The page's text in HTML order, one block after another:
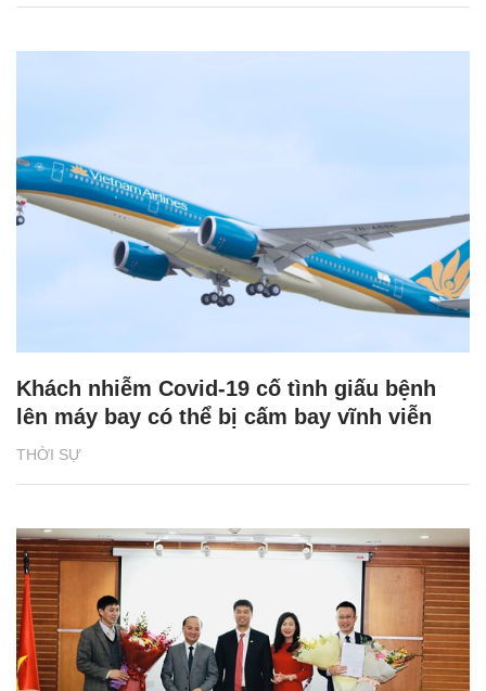
THỜI SỰ
Khách nhiễm Covid-19 cố tình giấu bệnh
lên máy bay có thể bị cấm bay vĩnh viễn